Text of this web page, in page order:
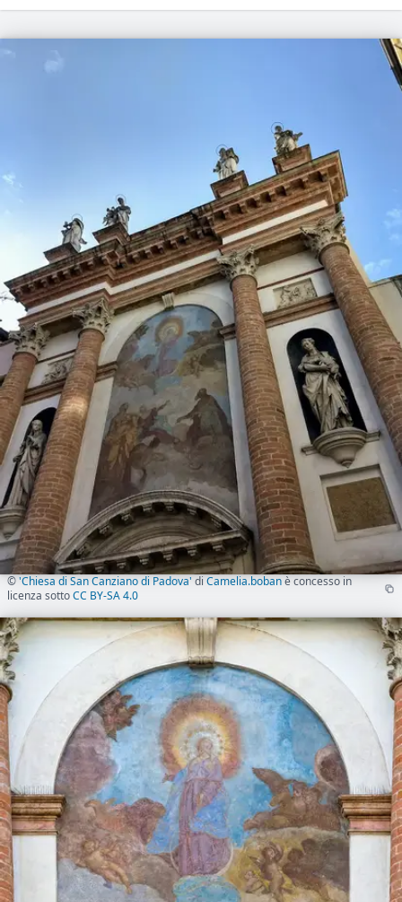
©'Chiesa di San Canziano di Padova'diCamelia.bobanè concesso in
licenza sottoCC BY-SA 4.0